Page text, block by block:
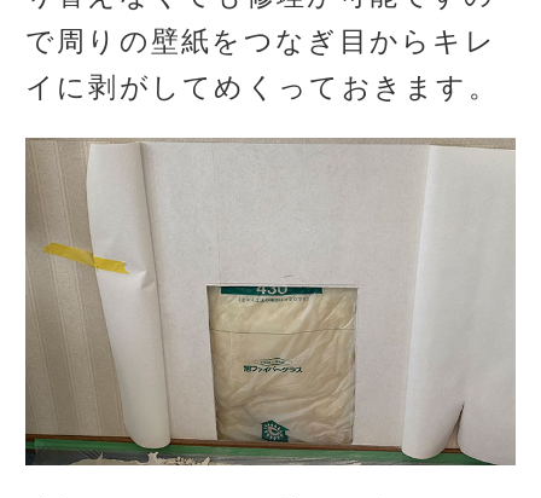
で周りの壁紙をつなぎ目からキレ
イに剥がしてめくっておきます。